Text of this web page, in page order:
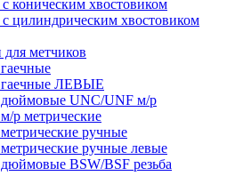
коническим хвостовиком
с цилиндрическим хвостовиком
метчиков
ЛЕВЫЕ
UNC/UNF м/р
р метрические
ручные
ручные левые
BSW/BSF резьба